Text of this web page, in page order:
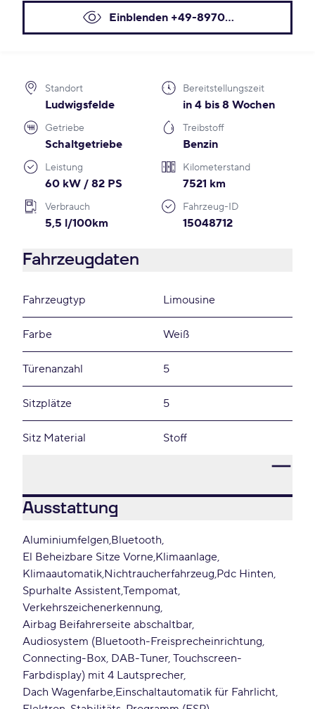
Einblenden +49-8970...
Standort
Ludwigsfelde
Bereitstellungszeit
in 4 bis 8 Wochen
Getriebe
Schaltgetriebe
Treibstoff
Benzin
Leistung
60 kW / 82 PS
Kilometerstand
7521 km
Verbrauch
5,5 l/100km
Fahrzeug-ID
15048712
Fahrzeugdaten
Fahrzeugtyp Limousine
Farbe Weiß
Türenanzahl 5
Sitzplätze 5
Sitz Material Stoff
Ausstattung
Aluminiumfelgen Bluetooth
El Beheizbare Sitze Vorne Klimaanlage
Klimaautomatik Nichtraucherfahrzeug Pdc Hinten
Spurhalte AssistentTempomat
Verkehrszeichenerkennung
Airbag Beifahrerseite abschaltbar
Audiosystem (Bluetooth-Freisprecheinrichtung,
Connecting-Box, DAB-Tuner, Touchscreen-
Farbdisplay) mit 4 Lautsprecher
Dach Wagenfarbe Einschaltautomatik für Fahrlicht